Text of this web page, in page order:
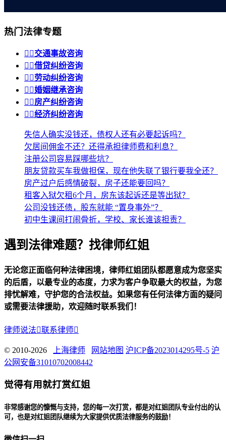
热门法律专题
 交通事故咨询
 借贷纠纷咨询
 劳动纠纷咨询
 婚姻继承咨询
 房产纠纷咨询
 经济纠纷咨询
失信人确实没钱还，债权人还有必要起诉吗？
欠居间佣金不还？还得承担律师费和利息？
注册公司容易踩哪些坑？
朋友贷款买车我做担保，现在他失联了银行要我全还？
房产过户后感情破裂，房子还能要回吗？
租客入狱欠租6个月，房东该起诉还是等出狱？
公司没钱还债，股东就能 “置身事外”？
初中生课间打闹骨折，学校、家长谁该担责？
遇到法律难题？找律师红姐
无论您正面临何种法律困境，律师红姐团队都愿意成为您坚实
的后盾，以最专业的态度，力求为客户争取最大的权益，为您
排忧解难，守护您的合法权益。如果您有任何法律方面的疑问
或需要法律援助，欢迎随时联系我们！
律师说法联系律师
© 2010-2026 上海律师 网站地图 沪ICP备2023014295号-5 沪
公网安备31010702008442
觉得有用就打赏红姐
非常感谢您的慷慨与支持，您的每一次打赏，都是对红姐团队专业付出的认
可，也是对红姐团队继续为大家提供优质法律服务的鼓励！